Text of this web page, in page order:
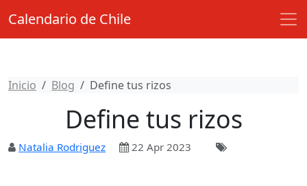
Calendario de Chile
Inicio Blog Define tus rizos
Define tus rizos
Natalia Rodriguez 22 Apr 2023